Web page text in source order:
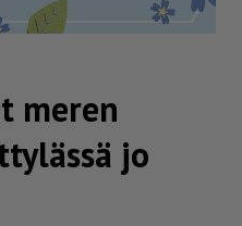
meren
jo